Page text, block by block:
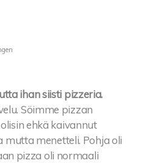
ihan siisti pizzeria.
Söimme pizzan
ehkä kaivannut
menetteli. Pohja oli
pizza oli normaali